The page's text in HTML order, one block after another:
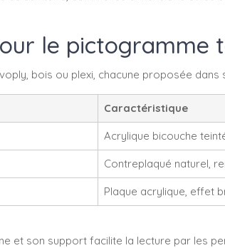
le pictogramme
bois ou plexi, chacune proposée
Caractéristique
Acrylique bicouche
Contreplaqué naturel,
Plaque acrylique, effet
et son support facilite la lecture par les